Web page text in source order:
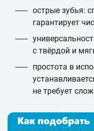
острые зубья:
гарантирует
с твёрдой и
простота в
не требует